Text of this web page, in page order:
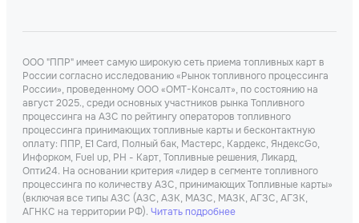
ООО "ППР" имеет самую широкую сеть приема топливных карт в
России согласно исследованию «Рынок топливного процессинга
России», проведенному ООО «ОМТ-Консалт», по состоянию на
август 2025., среди основных участников рынка Топливного
процессинга на АЗС по рейтингу операторов топливного
процессинга принимающих топливные карты и бесконтактную
оплату: ППР, Е1 Card, Полный бак, Мастерс, Кардекс, ЯндексGo,
Инфорком, Fuel up, РН - Карт, Топливные решения, Ликард,
Опти24. На основании критерия «лидер в сегменте топливного
процессинга по количеству АЗС, принимающих Топливные карты»
(включая все типы АЗС (АЗС, АЗК, МАЗС, МАЗК, АГЗС, АГЗК,
АГНКС на территории РФ). Читать подробнее